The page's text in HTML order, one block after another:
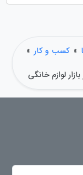
» کسب و کار »
لوازم خانگی